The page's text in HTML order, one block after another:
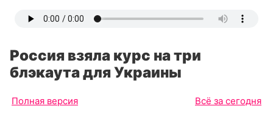
Россия взяла курс на три
блэкаута для Украины
Полная версия Всё за сегодня